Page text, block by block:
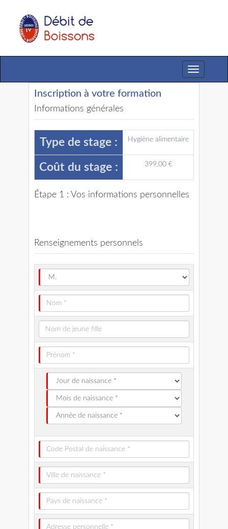
Toggle
navigation
Inscription à votre formation
Informations générales
Type de stage : Hygiène alimentaire
Coût du stage : 399,00 €
Étape 1 : Vos informations personnelles
Renseignements personnels